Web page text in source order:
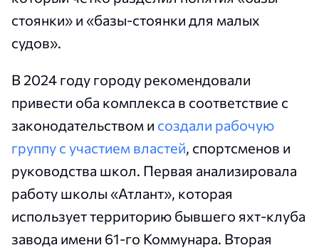
стоянки» и «базы-стоянки для малых
судов».
В 2024 году городу рекомендовали
привести оба комплекса в соответствие с
законодательством и создали рабочую
группу с участием властей, спортсменов и
руководства школ. Первая анализировала
работу школы «Атлант», которая
использует территорию бывшего яхт-клуба
завода имени 61-го Коммунара. Вторая